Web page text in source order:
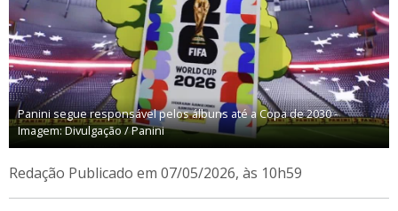
Panini segue responsável pelos álbuns até a Copa de 2030 -
Imagem: Divulgação / Panini
Redação Publicado em 07/05/2026, às 10h59